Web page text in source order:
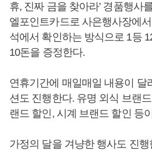
휴, 진짜 금을 찾아라’ 경품행사
엘포인트카드로 사은행사장에
석에서 확인하는 방식으로 1등
10돈을 증정한다.
연휴기간에 매일매일 내용이 달
션도 진행한다. 유명 외식 브랜
랜드 할인, 시계 브랜드 할인 등
가정의 달을 겨냥한 행사도 진행